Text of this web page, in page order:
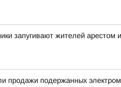
запугивают жителей арестом
продажи подержанных